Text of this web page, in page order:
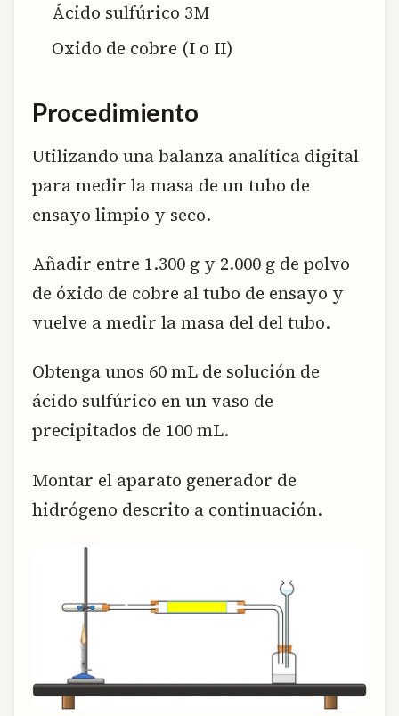
Ácido sulfúrico 3M
Oxido de cobre (I o II)
Procedimiento
Utilizando una balanza analítica digital
para medir la masa de un tubo de
ensayo limpio y seco.
Añadir entre 1.300 g y 2.000 g de polvo
de óxido de cobre al tubo de ensayo y
vuelve a medir la masa del del tubo.
Obtenga unos 60 mL de solución de
ácido sulfúrico en un vaso de
precipitados de 100 mL.
Montar el aparato generador de
hidrógeno descrito a continuación.